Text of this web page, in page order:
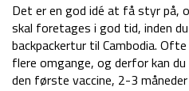
Det er en god idé at få styr på,
skal foretages i god tid, inden
backpackertur til Cambodia.
flere omgange, og derfor kan
den første vaccine, 2-3